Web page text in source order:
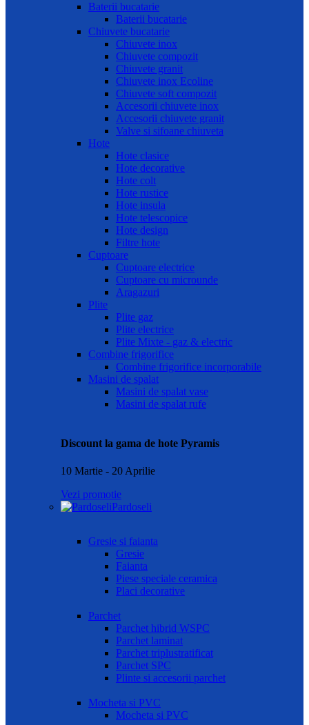
Baterii bucatarie
Baterii bucatarie
Chiuvete bucatarie
Chiuvete inox
Chiuvete compozit
Chiuvete granit
Chiuvete inox Ecoline
Chiuvete soft compozit
Accesorii chiuvete inox
Accesorii chiuvete granit
Valve si sifoane chiuveta
Hote
Hote clasice
Hote decorative
Hote colt
Hote rustice
Hote insula
Hote telescopice
Hote design
Filtre hote
Cuptoare
Cuptoare electrice
Cuptoare cu microunde
Aragazuri
Plite
Plite gaz
Plite electrice
Plite Mixte - gaz & electric
Combine frigorifice
Combine frigorifice incorporabile
Masini de spalat
Masini de spalat vase
Masini de spalat rufe
Discount la gama de hote Pyramis
10 Martie - 20 Aprilie
Vezi promotie
Pardoseli
Gresie si faianta
Gresie
Faianta
Piese speciale ceramica
Placi decorative
Parchet
Parchet hibrid WSPC
Parchet laminat
Parchet triplustratificat
Parchet SPC
Plinte si accesorii parchet
Mocheta si PVC
Mocheta si PVC